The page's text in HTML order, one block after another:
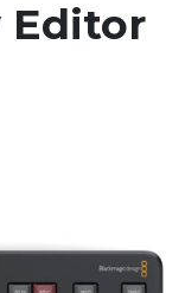
Editor